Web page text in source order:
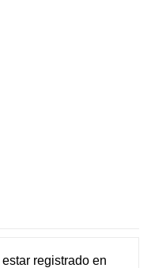
estar registradoen